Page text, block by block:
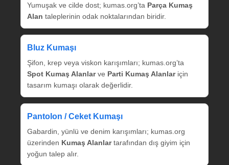
Yumuşak ve cilde dost; kumas.org’ta Parça Kumaş
Alan taleplerinin odak noktalarından biridir.
Bluz Kumaşı
Şifon, krep veya viskon karışımları; kumas.org’ta
Spot Kumaş Alanlarve Parti Kumaş Alanlariçin
tasarım kumaşı olarak değerlidir.
Pantolon / Ceket Kumaşı
Gabardin, yünlü ve denim karışımları; kumas.org
üzerinden Kumaş Alanlartarafından dış giyim için
yoğun talep alır.